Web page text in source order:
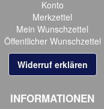
Konto
Merkzettel
Mein Wunschzettel
Öffentlicher Wunschzettel
Widerruf erklären
INFORMATIONEN